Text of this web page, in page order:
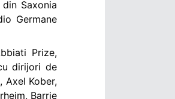
Saxonia
Germane
Prize,
dirijori de
Axel Kober,
Barrie